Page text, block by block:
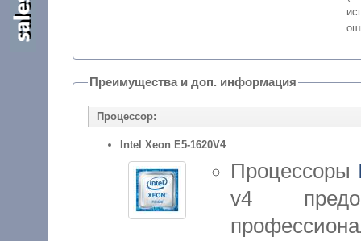
Преимущества и доп. информация
Процессор:
Intel Xeon E5-1620V4
Процессоры
v4